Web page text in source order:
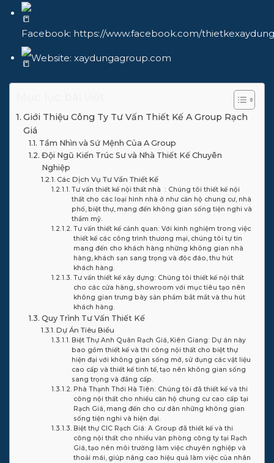
Facebook: https://www.facebook.com/
Website: xaydungagroup.com
Giới Thiệu Công Ty Tư Vấn Thiết Kế A Group Rạch
Giá
Tầm Nhìn và Sứ Mệnh Của A Group
Đội Ngũ Kiến Trúc Sư và Nhà Thiết Kế Chuyên
Nghiệp
Các Dịch Vụ Tư Vấn Thiết Kế
Tư vấn thiết kế nội thất nhà : Chúng tôi thiết kế nội
thất cho các loại hình nhà ở như căn hộ chung cư, nhà
phố, biệt thự, mang đến không gian sống tiện nghi và
thẩm mỹ.
Tư vấn thiết kế cảnh quan: Với kinh nghiệm trong việc
thiết kế các công trình thương mại, chúng tôi tự tin
mang đến cho khách hàng những không gian nhà
hàng, khách sạn sang trọng và độc đáo, thu hút
khách hàng.
Tư vấn thiết kế xây dựng: Chúng tôi thiết kế nội thất
cho các cửa hàng, showroom với mục tiêu tạo nên
không gian trưng bày sản phẩm bắt mắt và thu hút
khách hàng.
Quy Trình Tư Vấn Thiết Kế
Dự Án Tiêu Biểu
Biệt Thự Anh Quân Rạch Giá, Kiên Giang: Dự án này
bao gồm thiết kế và thi công nội thất cho biệt thự
hiện đại với không gian sống mở, sử dụng các vật liệu
cao cấp và thiết kế tinh tế, tạo nên không gian sống
sang trọng và đẳng cấp.
Phà Thạnh Thới Hà Tiên: Chúng tôi đã thiết kế và thi
công nội thất cho nhiều căn hộ chung cư cao cấp tại
Rạch Giá, mang đến cho cư dân những không gian
sống tiện nghi và hiện đại.
Biệt thự CIC Rạch Giá: A Group đã thiết kế và thi
công nội thất cho nhiều văn phòng công ty tại Rạch
Giá, tạo nên môi trường làm việc chuyên nghiệp và
thoải mái, giúp nâng cao hiệu quả làm việc của nhân